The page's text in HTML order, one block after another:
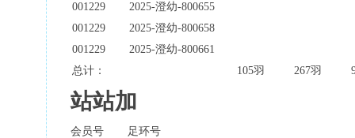
001229
2025-澄幼-800655
001229
2025-澄幼-800658
001229
2025-澄幼-800661
总计：
105羽 267羽
站站加
会员号
足环号